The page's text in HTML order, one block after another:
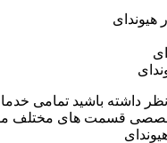
هیوندای
داشته باشید تمامی
قسمت های مختلف